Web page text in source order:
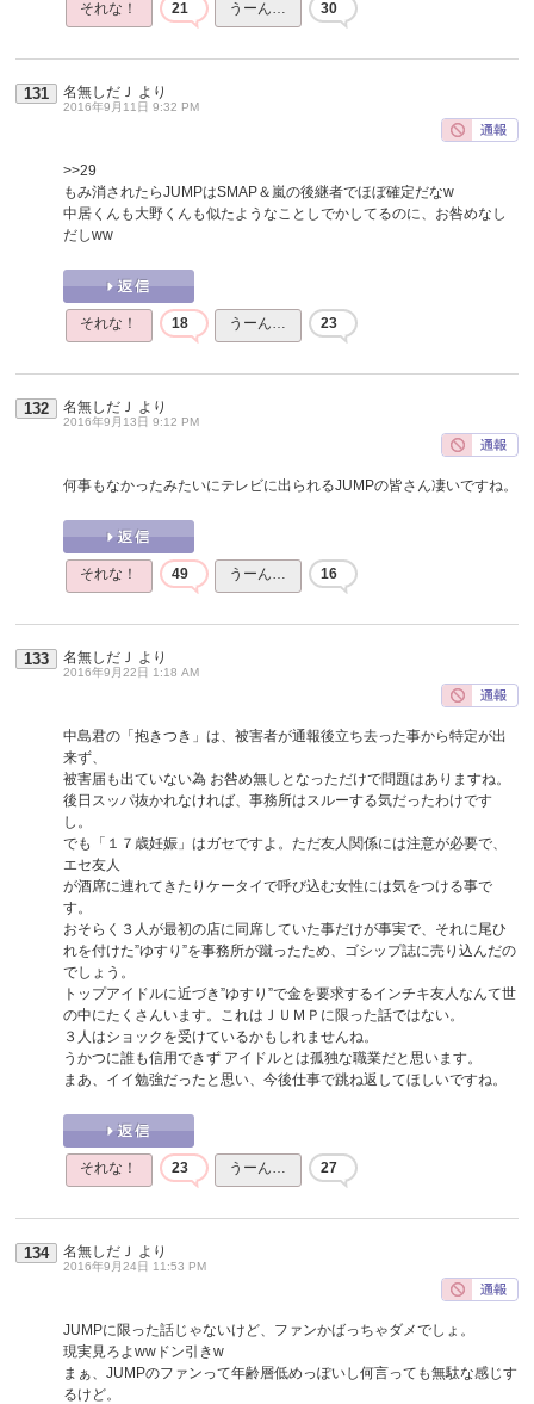
それな！ 21 うーん… 30
131 名無しだＪ より
2016年9月11日 9:32 PM
>>29
もみ消されたらJUMPはSMAP＆嵐の後継者でほぼ確定だなw
中居くんも大野くんも似たようなことしでかしてるのに、お咎めなし
だしww
それな！ 18 うーん… 23
132 名無しだＪ より
2016年9月13日 9:12 PM
何事もなかったみたいにテレビに出られるJUMPの皆さん凄いですね。
それな！ 49 うーん… 16
133 名無しだＪ より
2016年9月22日 1:18 AM
中島君の「抱きつき」は、被害者が通報後立ち去った事から特定が出
来ず、
被害届も出ていない為 お咎め無しとなっただけで問題はありますね。
後日スッパ抜かれなければ、事務所はスルーする気だったわけです
し。
でも「１７歳妊娠」はガセですよ。ただ友人関係には注意が必要で、
エセ友人
が酒席に連れてきたりケータイで呼び込む女性には気をつける事で
す。
おそらく３人が最初の店に同席していた事だけが事実で、それに尾ひ
れを付けた”ゆすり”を事務所が蹴ったため、ゴシップ誌に売り込んだの
でしょう。
トップアイドルに近づき”ゆすり”で金を要求するインチキ友人なんて世
の中にたくさんいます。これはＪＵＭＰに限った話ではない。
３人はショックを受けているかもしれませんね。
うかつに誰も信用できず アイドルとは孤独な職業だと思います。
まあ、イイ勉強だったと思い、今後仕事で跳ね返してほしいですね。
それな！ 23 うーん… 27
134 名無しだＪ より
2016年9月24日 11:53 PM
JUMPに限った話じゃないけど、ファンかばっちゃダメでしょ。
現実見ろよwwドン引きw
まぁ、JUMPのファンって年齢層低めっぽいし何言っても無駄な感じす
るけど。